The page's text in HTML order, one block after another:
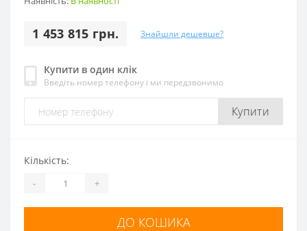
1 453 815 грн. Знайшли дешевше?
Купити в один клік
Введіть номер телефону і ми передзвонимо
Купити
Кількість:
- +
ДО КОШИКА